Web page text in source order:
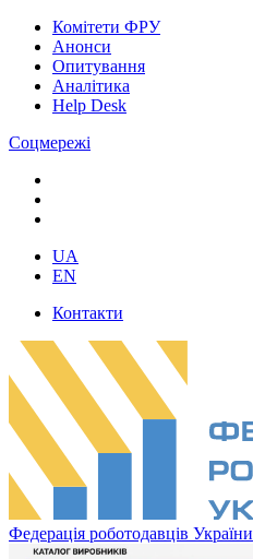
Комітети ФРУ
Анонси
Опитування
Аналітика
Help Desk
Соцмережі
UA
EN
Контакти
Федерація роботодавців України